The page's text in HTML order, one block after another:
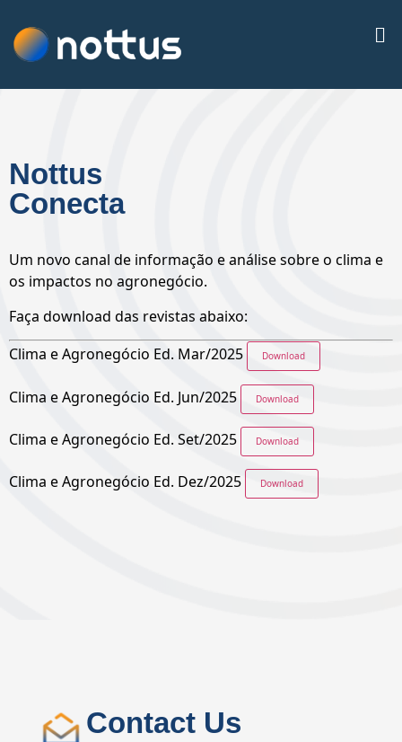
Nottus
Conecta
Um novo canal de informação e análise sobre o clima e
os impactos no agronegócio.
Faça download das revistas abaixo:
Clima e Agronegócio Ed. Mar/2025
Download
Clima e Agronegócio Ed. Jun/2025 Download
Clima e Agronegócio Ed. Set/2025 Download
Clima e Agronegócio Ed. Dez/2025 Download
Contact Us